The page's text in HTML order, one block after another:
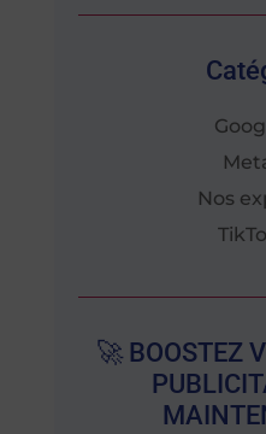
Nos
🚀 BOOSTEZ